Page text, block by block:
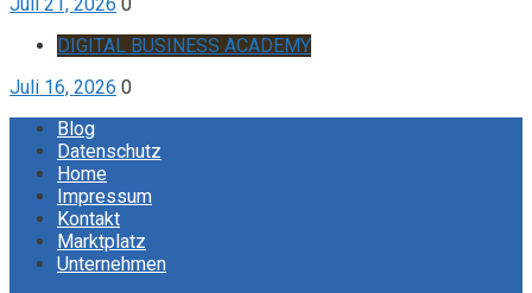
DIGITAL BUSINESS ACADEMY
Juli 16, 2026 0
Blog
Datenschutz
Home
Impressum
Kontakt
Marktplatz
Unternehmen